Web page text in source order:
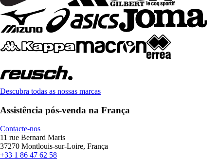
Descubra todas as nossas marcas
Assistência pós-venda na França
Contacte-nos
11 rue Bernard Maris
37270 Montlouis-sur-Loire, França
+33 1 86 47 62 58